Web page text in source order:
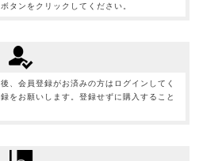
タンをクリックしてください。
、会員登録がお済みの方はログインしてく
をお願いします。登録せずに購入すること